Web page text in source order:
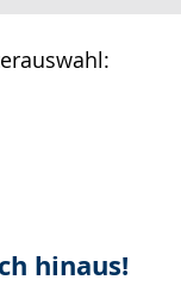
hinaus!